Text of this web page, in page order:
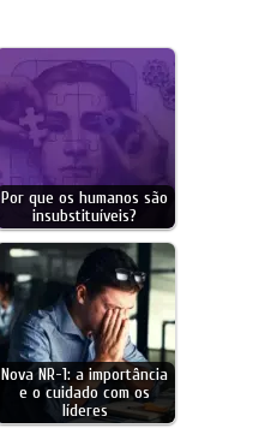
Por que os humanos são
insubstituíveis?
Nova NR-1: a importância
e o cuidado com os
líderes